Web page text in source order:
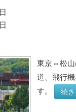
東京⇔松山
道、飛行
す。
続